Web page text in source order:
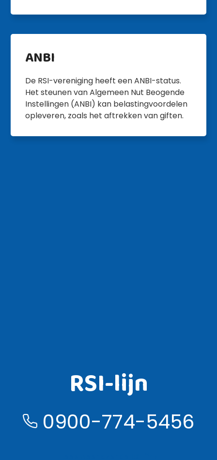
ANBI
De RSI-vereniging heeft een ANBI-status.
Het steunen van Algemeen Nut Beogende
Instellingen (ANBI) kan belastingvoordelen
opleveren, zoals het aftrekken van giften.
RSI-lijn
0900-774-5456